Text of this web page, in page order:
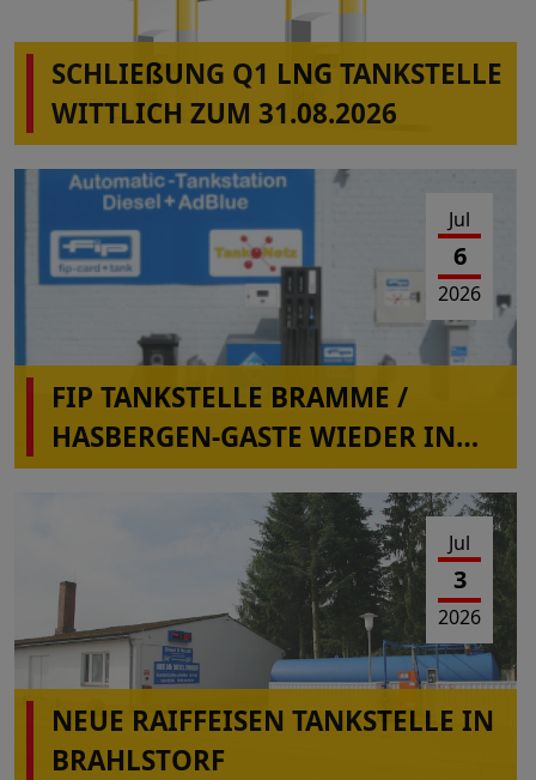
SCHLIEßUNG Q1 LNG TANKSTELLE
WITTLICH ZUM 31.08.2026
Jul
6
2026
FIP TANKSTELLE BRAMME /
HASBERGEN-GASTE WIEDER IN
BETRIEB
Jul
3
2026
NEUE RAIFFEISEN TANKSTELLE IN
BRAHLSTORF